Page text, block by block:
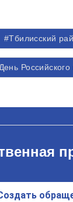
#Тбилисский